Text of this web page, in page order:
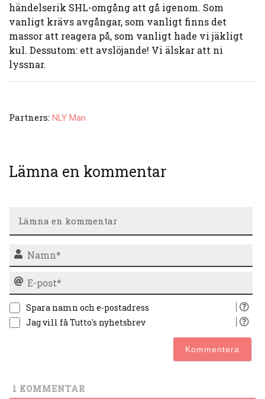
händelserik SHL-omgång att gå igenom. Som
vanligt krävs avgångar, som vanligt finns det
massor att reagera på, som vanligt hade vi jäkligt
kul. Dessutom: ett avslöjande! Vi älskar att ni
lyssnar.
Partners: NLY Man
Lämna en kommentar
Spara namn och e-postadress
Jag vill få Tutto's nyhetsbrev
1 KOMMENTAR